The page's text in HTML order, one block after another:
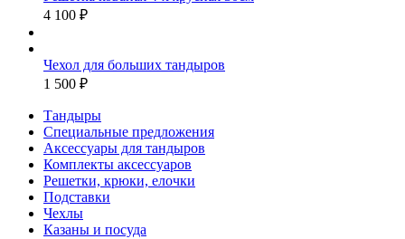
4 100 ₽
Чехол для больших тандыров
1 500 ₽
Тандыры
Специальные предложения
Аксессуары для тандыров
Комплекты аксессуаров
Решетки, крюки, елочки
Подставки
Чехлы
Казаны и посуда